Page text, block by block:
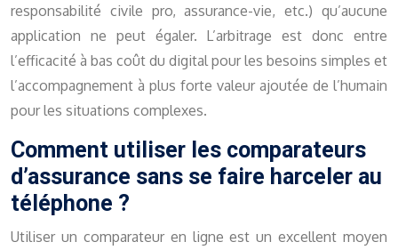
responsabilité civile pro, assurance-vie, etc.) qu’aucune
application ne peut égaler. L’arbitrage est donc entre
l’efficacité à bas coût du digital pour les besoins simples et
l’accompagnement à plus forte valeur ajoutée de l’humain
pour les situations complexes.
Comment utiliser les comparateurs
d’assurance sans se faire harceler au
téléphone ?
Utiliser un comparateur en ligne est un excellent moyen